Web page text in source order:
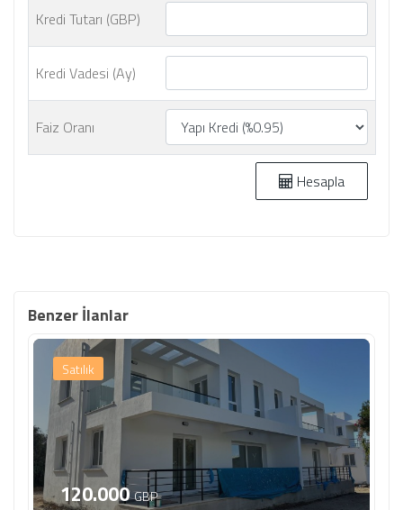
Kredi Tutarı (GBP)
Kredi Vadesi (Ay)
Faiz Oranı
Hesapla
Benzer İlanlar
Satılık
120.000 GBP